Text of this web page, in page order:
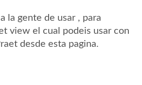
la gente de usar , para
view el cual podeis usar con
desde esta pagina.